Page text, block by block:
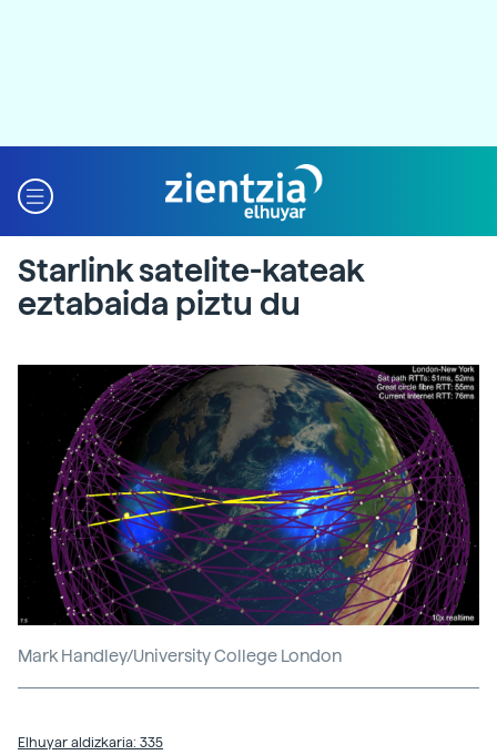
Starlink satelite-kateak
eztabaida piztu du
Mark Handley/University College London
Elhuyar aldizkaria: 335